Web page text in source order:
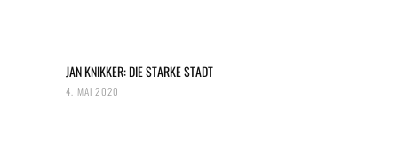
JAN KNIKKER: DIE STARKE STADT
4. MAI 2020